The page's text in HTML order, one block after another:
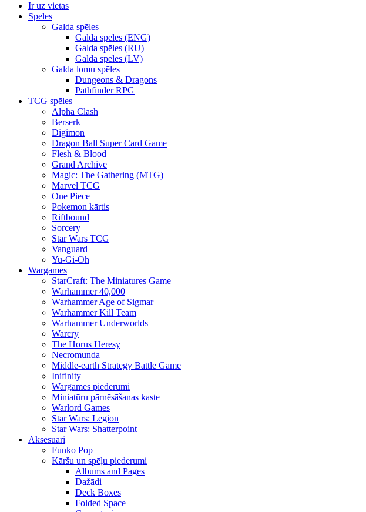
Ir uz vietas
Spēles
Galda spēles
Galda spēles (ENG)
Galda spēles (RU)
Galda spēles (LV)
Galda lomu spēles
Dungeons & Dragons
Pathfinder RPG
TCG spēles
Alpha Clash
Berserk
Digimon
Dragon Ball Super Card Game
Flesh & Blood
Grand Archive
Magic: The Gathering (MTG)
Marvel TCG
One Piece
Pokemon kārtis
Riftbound
Sorcery
Star Wars TCG
Vanguard
Yu-Gi-Oh
Wargames
StarCraft: The Miniatures Game
Warhammer 40,000
Warhammer Age of Sigmar
Warhammer Kill Team
Warhammer Underworlds
Warcry
The Horus Heresy
Necromunda
Middle-earth Strategy Battle Game
Inifinity
Wargames piederumi
Miniatūru pārnēsāšanas kaste
Warlord Games
Star Wars: Legion
Star Wars: Shatterpoint
Aksesuāri
Funko Pop
Kāršu un spēļu piederumi
Albums and Pages
Dažādi
Deck Boxes
Folded Space